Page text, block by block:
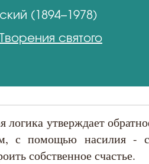
(1894–1978)
Творения святого
логика утверждает
с помощью насилия -
собственное счастье.